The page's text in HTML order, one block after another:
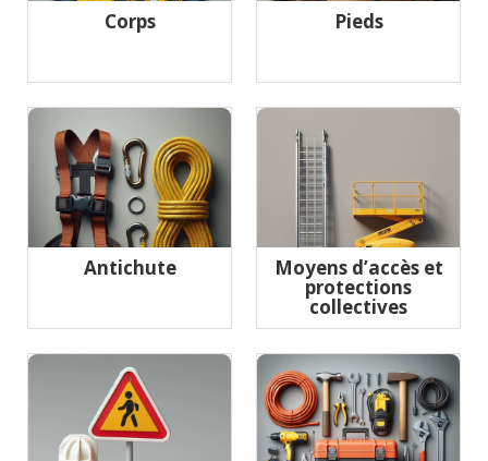
Corps Pieds
Antichute Moyens d’accès et
protections
collectives